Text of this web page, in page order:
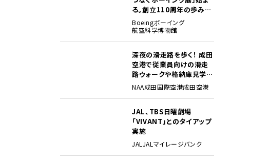
る。創立110周年の歩みを
貴重な資料でたどる
Boeingボーイング
航空科学博物館
深夜の滑走路を歩く！ 成田
空港で従業員向けの滑走
路ウォークや格納庫見学イ
ベントを初開催
NAA成田国際空港成田空港
JAL、TBS日曜劇場
「VIVANT」とのタイアップ
実施
JAL JALマイレージバンク